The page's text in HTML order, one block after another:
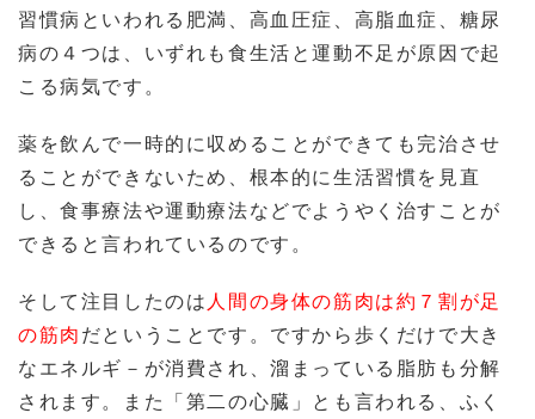
習慣病といわれる肥満、高血圧症、高脂血症、糖尿
病の４つは、いずれも食生活と運動不足が原因で起
こる病気です。
薬を飲んで一時的に収めることができても完治させ
ることができないため、根本的に生活習慣を見直
し、食事療法や運動療法などでようやく治すことが
できると言われているのです。
そして注目したのは人間の身体の筋肉は約７割が足
の筋肉だということです。ですから歩くだけで大き
なエネルギ－が消費され、溜まっている脂肪も分解
されます。また「第二の心臓」とも言われる、ふく